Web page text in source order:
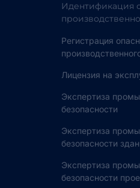
Идентификация
Регистрация
Лицензия на
Экспертиза
безопасности
Экспертиза
безопасности
Экспертиза
безопасности